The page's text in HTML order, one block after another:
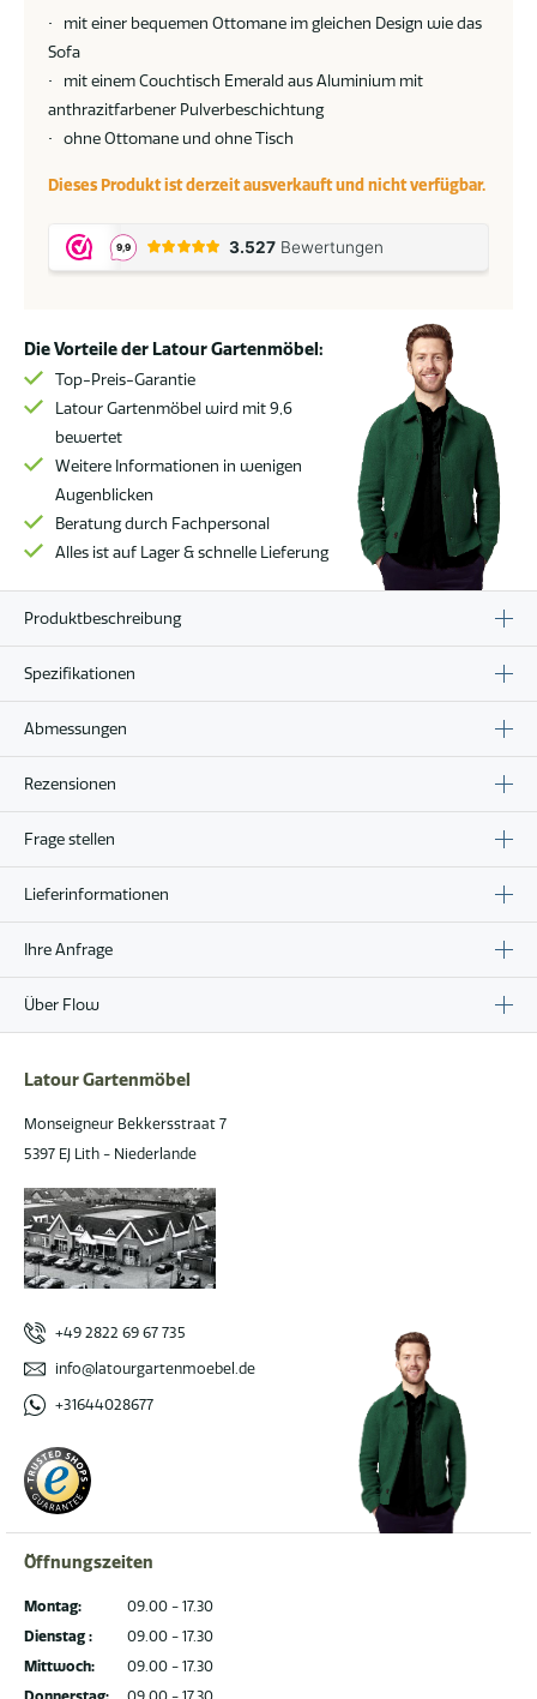
• mit einer bequemen Ottomane im gleichen Design wie das
Sofa
• mit einem Couchtisch Emerald aus Aluminium mit
anthrazitfarbener Pulverbeschichtung
• ohne Ottomane und ohne Tisch
Dieses Produkt ist derzeit ausverkauft und nicht verfügbar.
Die Vorteile der Latour Gartenmöbel:
Top-Preis-Garantie
Latour Gartenmöbel wird mit 9,6
bewertet
Weitere Informationen in wenigen
Augenblicken
Beratung durch Fachpersonal
Alles ist auf Lager & schnelle Lieferung
Produktbeschreibung
Spezifikationen
Abmessungen
Rezensionen
Frage stellen
Lieferinformationen
Ihre Anfrage
Über Flow
Latour Gartenmöbel
Monseigneur Bekkersstraat 7
5397 EJ Lith - Niederlande
+49 2822 69 67 735
info@latourgartenmoebel.de
+31644028677
Öffnungszeiten
Montag:
Dienstag :
Mittwoch:
09.00 - 17.30
09.00 - 17.30
09.00 - 17.30